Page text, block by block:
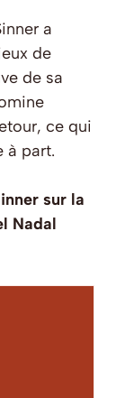
a
de
de sa
ce qui
à part.
sur la
Nadal